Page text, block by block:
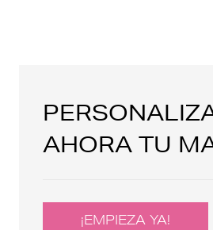
AHORA TU
¡EMPIEZA YA!